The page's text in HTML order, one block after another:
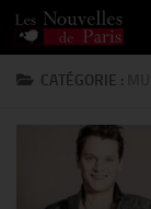
Skip to content
CATÉGORIE :